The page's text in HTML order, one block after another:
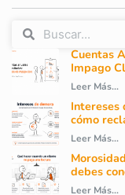
Cuentas
Impago
Leer Más...
Intereses
cómo
Leer Más...
debes
Leer Más...